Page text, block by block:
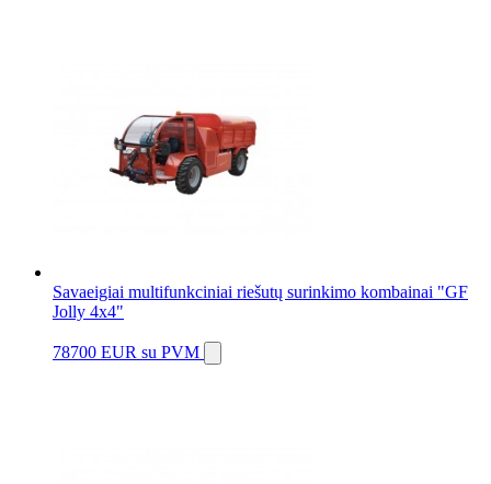
Savaeigiai multifunkciniai riešutų surinkimo kombainai "GF
Jolly 4x4"
78700 EUR su PVM